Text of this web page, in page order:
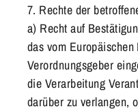
7. Rechte der
a) Recht auf
das vom
Verordnungsgeber
die Verarbeitung
darüber zu verlangen,